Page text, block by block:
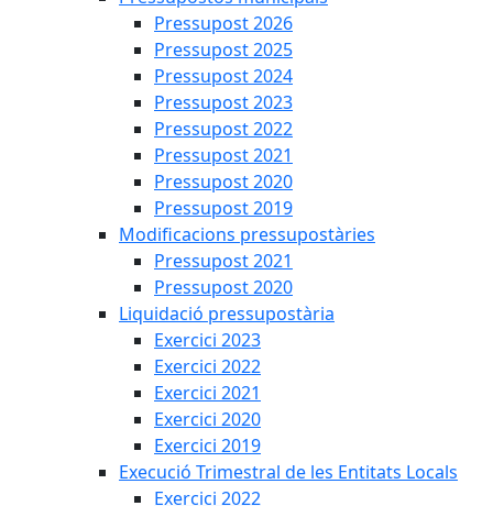
Pressupost 2026
Pressupost 2025
Pressupost 2024
Pressupost 2023
Pressupost 2022
Pressupost 2021
Pressupost 2020
Pressupost 2019
Modificacions pressupostàries
Pressupost 2021
Pressupost 2020
Liquidació pressupostària
Exercici 2023
Exercici 2022
Exercici 2021
Exercici 2020
Exercici 2019
Execució Trimestral de les Entitats Locals
Exercici 2022